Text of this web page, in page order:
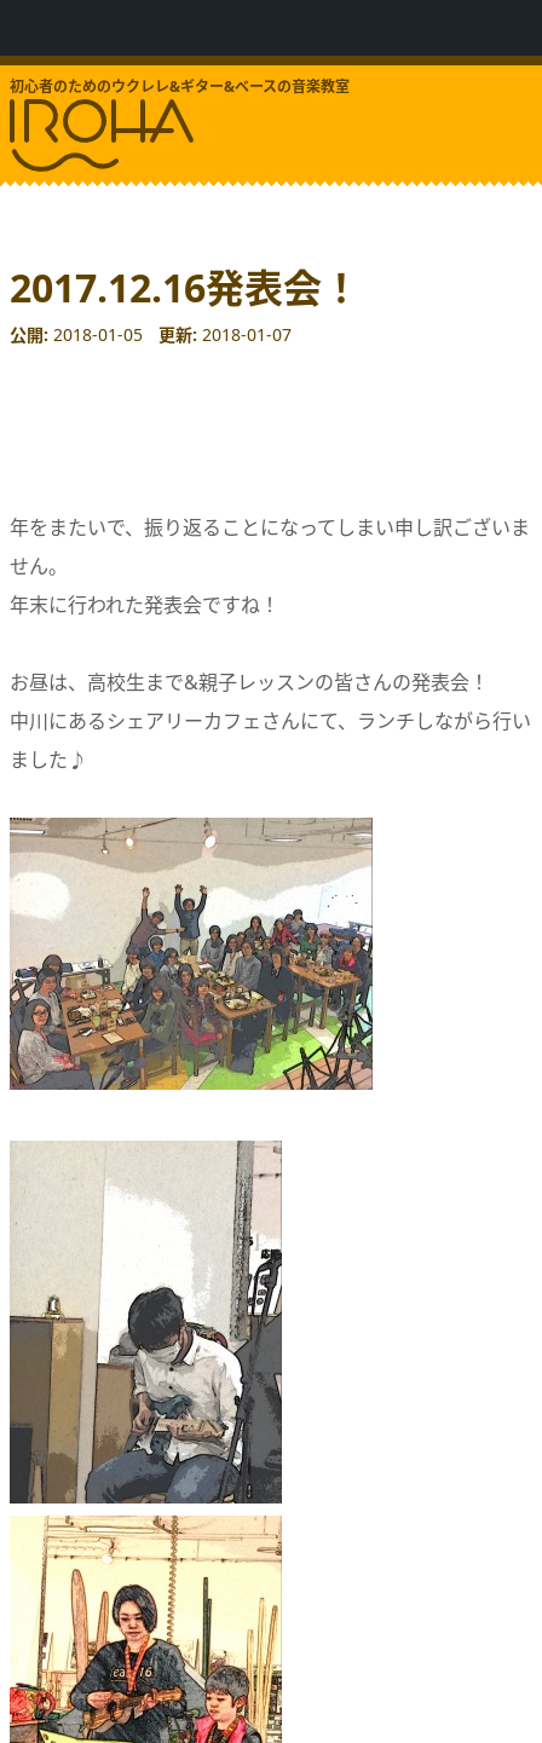
初心者のためのウクレレ&ギター&ベースの音楽教室
2017.12.16発表会！
公開 2018-01-05 更新 2018-01-07
年をまたいで、振り返ることになってしまい申し訳ございま
せん。
年末に行われた発表会ですね！
お昼は、高校生まで&親子レッスンの皆さんの発表会！
中川にあるシェアリーカフェさんにて、ランチしながら行い
ました♪